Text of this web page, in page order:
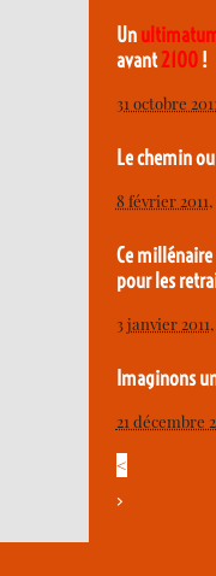
Un
avant2100!
31 octobre
Le chemin
8 février 2011
Ce
pour les
3 janvier 2011
Imaginons
21 décembre
<
>